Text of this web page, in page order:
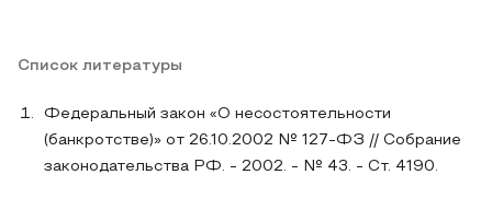
Список литературы
Федеральный закон «О несостоятельности
(банкротстве)» от 26.10.2002 № 127-ФЗ // Собрание
законодательства РФ. - 2002. - № 43. - Ст. 4190.